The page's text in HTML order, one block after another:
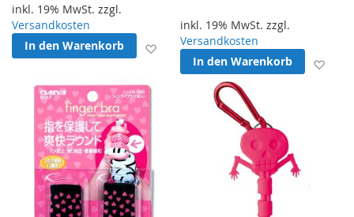
inkl. 19% MwSt. zzgl.
Versandkosten
In den Warenkorb
Zur Wunschliste hinzufügen
inkl. 19% MwSt. zzgl.
Versandkosten
In den Warenkorb